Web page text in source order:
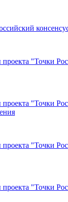
"Точки
"Точки
"Точки
"Точки